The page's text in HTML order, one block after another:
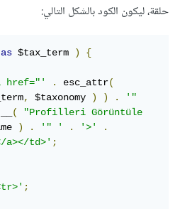
حلقة، ليكون الكود بالشكل التالي:
as $tax_term )
{
href="' . esc_attr(
, $taxonomy ) ) .
'"
__(
"Profilleri Görüntüle
) . '" ' . '>'
.
a></td>';
;